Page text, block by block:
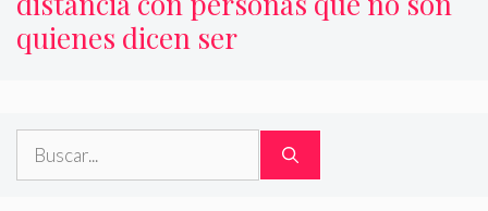
quienes dicen ser
Buscar: